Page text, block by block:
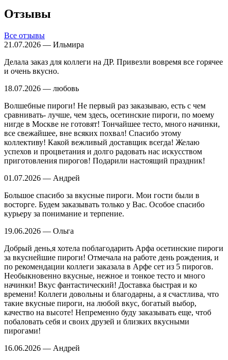
Отзывы
Все отзывы
21.07.2026 — Ильмира
Делала заказ для коллеги на ДР. Привезли вовремя все горячее
и очень вкусно.
18.07.2026 — любовь
Волшебные пироги! Не первый раз заказываю, есть с чем
сравнивать- лучше, чем здесь, осетинские пироги, по моему
нигде в Москве не готовят! Тончайшее тесто, много начинки,
все свежайшее, вне всяких похвал! Спасибо этому
коллективу! Какой вежливый доставщик всегда! Желаю
успехов и процветания и долго радовать нас искусством
приготовления пирогов! Подарили настоящий праздник!
01.07.2026 — Андрей
Большое спасибо за вкусные пироги. Мои гости были в
восторге. Будем заказывать только у Вас. Особое спасибо
курьеру за понимание и терпение.
19.06.2026 — Ольга
Добрый день,я хотела поблагодарить Арфа осетинские пироги
за вкуснейшие пироги! Отмечала на работе день рождения, и
по рекомендации коллеги заказала в Арфе сет из 5 пирогов.
Необыкновенно вкусные, нежное и тонкое тесто и много
начинки! Вкус фантастический! Доставка быстрая и ко
времени! Коллеги довольны и благодарны, а я счастлива, что
такие вкусные пироги, на любой вкус, богатый выбор,
качество на высоте! Непременно буду заказывать еще, чтоб
побаловать себя и своих друзей и близких вкусными
пирогами!
16.06.2026 — Андрей